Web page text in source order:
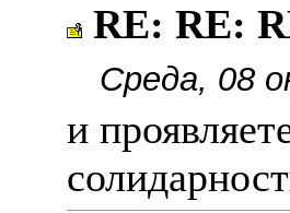
RE: RE:
Среда, 08
и